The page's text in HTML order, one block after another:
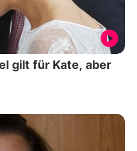
gilt für Kate, aber